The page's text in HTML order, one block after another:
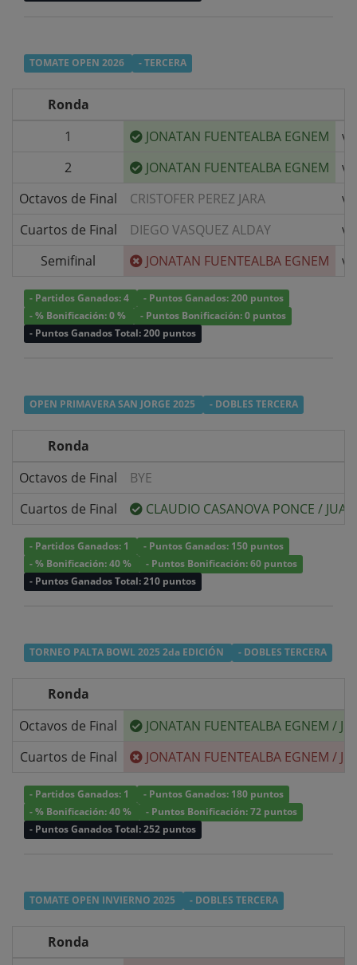
TOMATE OPEN 2026 - TERCERA
Ronda
1
JONATAN FUENTEALBA EGNEM
v/
2
JONATAN FUENTEALBA EGNEM
v/
Octavos de Final
CRISTOFER PEREZ JARA
v/
Cuartos de Final
DIEGO VASQUEZ ALDAY
v/
Semifinal
JONATAN FUENTEALBA EGNEM v/
- Partidos Ganados: 4
- Puntos Ganados: 200 puntos
- % Bonificación: 0 %
- Puntos Bonificación: 0 puntos
- Puntos Ganados Total: 200 puntos
OPEN PRIMAVERA SAN JORGE 2025 - DOBLES TERCERA
Ronda
Octavos de Final
BYE
Cuartos de Final
CLAUDIO CASANOVA PONCE /
- Partidos Ganados: 1
- Puntos Ganados: 150 puntos
- % Bonificación: 40 %
- Puntos Bonificación: 60 puntos
- Puntos Ganados Total: 210 puntos
TORNEO PALTA BOWL 2025 2da EDICIÓN - DOBLES TERCERA
Ronda
Octavos de Final
JONATAN FUENTEALBA EGNEM /
Cuartos de Final
JONATAN FUENTEALBA EGNEM /
- Partidos Ganados: 1
- Puntos Ganados: 180 puntos
- % Bonificación: 40 %
- Puntos Bonificación: 72 puntos
- Puntos Ganados Total: 252 puntos
TOMATE OPEN INVIERNO 2025 - DOBLES TERCERA
Ronda